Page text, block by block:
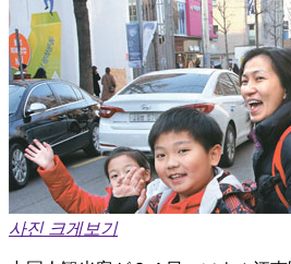
사진 크게보기